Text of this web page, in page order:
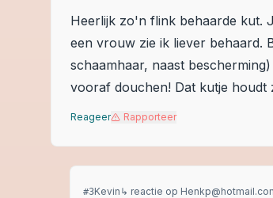
Heerlijk zo'n flink behaarde kut.
een vrouw zie ik liever behaard.
schaamhaar, naast
vooraf douchen! Dat kutje houdt
Reageer Rapporteer
#3Kevin ↳ reactie op